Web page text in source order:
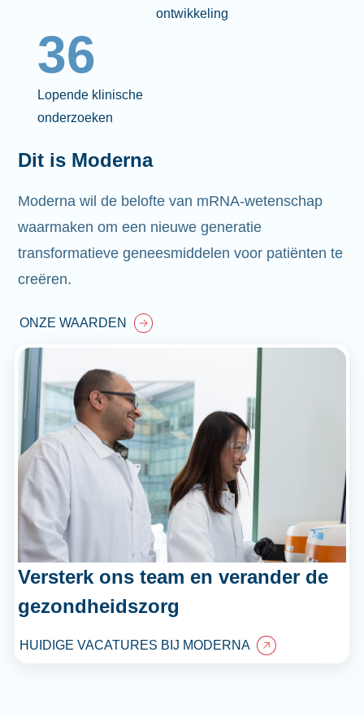
ontwikkeling
36
Lopende klinische
onderzoeken
Dit is Moderna
Moderna wil de belofte van mRNA-wetenschap
waarmaken om een nieuwe generatie
transformatieve geneesmiddelen voor patiënten te
creëren.
ONZE WAARDEN
Versterk ons team en verander de
gezondheidszorg
HUIDIGE VACATURES BIJ MODERNA